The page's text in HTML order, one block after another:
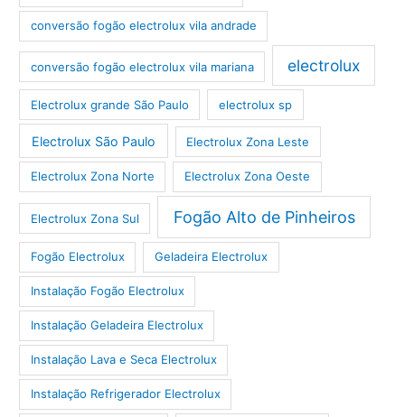
conversão fogão electrolux vila andrade
conversão fogão electrolux vila mariana electrolux
Electrolux grande São Paulo electrolux sp
Electrolux São Paulo Electrolux Zona Leste
Electrolux Zona Norte Electrolux Zona Oeste
Electrolux Zona Sul Fogão Alto de Pinheiros
Fogão Electrolux Geladeira Electrolux
Instalação Fogão Electrolux
Instalação Geladeira Electrolux
Instalação Lava e Seca Electrolux
Instalação Refrigerador Electrolux